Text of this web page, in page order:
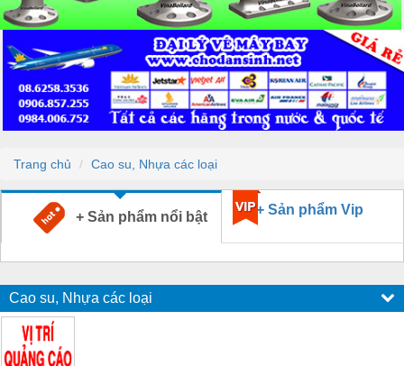
Trang chủ Cao su, Nhựa các loại
+ Sản phẩm nổi bật + Sản phẩm Vip
Cao su, Nhựa các loại